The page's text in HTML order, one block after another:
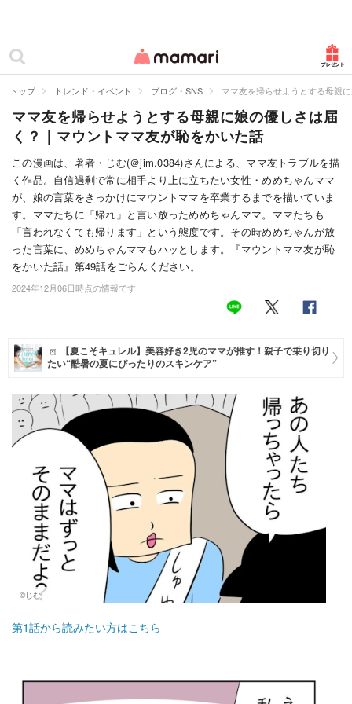
ママリ
カテゴリー一覧
妊娠
出産
赤ちゃん・育児
子育て・家族
病院
住まい
トレンド・イベント
トップ トレンド・イベント ブログ・SNS ママ友を帰らせようとする母親
ママ友を帰らせようとする母親に娘の優しさは届
く？｜マウントママ友が恥をかいた話
この漫画は、著者・じむ(＠jim.0384)さんによる、ママ友トラブルを描
く作品。自信過剰で常に相手より上に立ちたい女性・めめちゃんママ
が、娘の言葉をきっかけにマウントママを卒業するまでを描いていま
す。ママたちに「帰れ」と言い放っためめちゃんママ。ママたちも
「言われなくても帰ります」という態度です。その時めめちゃんが放
った言葉に、めめちゃんママもハッとします。『マウントママ友が恥
をかいた話』第49話をごらんください。
2024年12月06日時点の情報です
【夏こそキュレル】美容好き2児のママが推す！親子で乗り切り
たい“酷暑の夏にぴったりのスキンケア”
©じむ
第1話から読みたい方はこちら